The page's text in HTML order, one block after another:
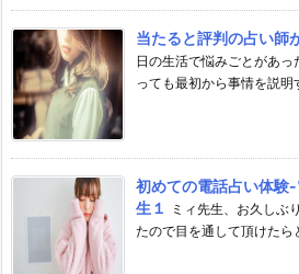
当たると評判の占い師
日の生活で悩みごとがあ
っても最初から事情を説明
初めての電話占い体験
生１
ミィ先生、お久しぶ
たので目を通して頂けたら